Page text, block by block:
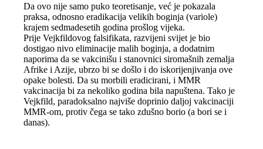
Da ovo nije samo puko teoretisanje, već je pokazala
praksa, odnosno eradikacija velikih boginja (variole)
krajem sedmadesetih godina prošlog vijeka.
Prije Vejkfildovog falsifikata, razvijeni svijet je bio
dostigao nivo eliminacije malih boginja, a dodatnim
naporima da se vakcinišu i stanovnici siromašnih zemalja
Afrike i Azije, ubrzo bi se došlo i do iskorijenjivanja ove
opake bolesti. Da su morbili eradicirani, i MMR
vakcinacija bi za nekoliko godina bila napuštena. Tako je
Vejkfild, paradoksalno najviše doprinio daljoj vakcinaciji
MMR-om, protiv čega se tako zdušno borio (a bori se i
danas).